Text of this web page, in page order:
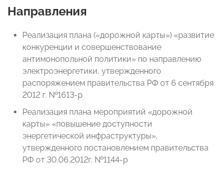
Направления
Реализация плана («дорожной карты») «развитие
конкуренции и совершенствование
антимонопольной политики» по направлению
электроэнергетики, утвержденного
распоряжением правительства РФ от 6 сентября
2012 г. №1613-р
Реализация плана мероприятий «дорожной
карты» «повышение доступности
энергетической инфраструктуры»,
утвержденного постановлением правительства
РФ от 30.06.2012г. №1144-р